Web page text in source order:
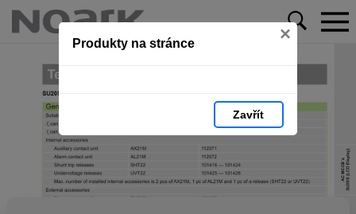
Produkty na stránce ×
Zavřít